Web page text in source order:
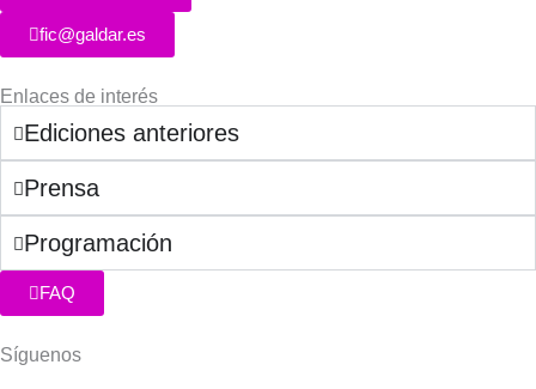
fic@galdar.es
Enlaces de interés
Ediciones anteriores
Prensa
Programación
FAQ
Síguenos